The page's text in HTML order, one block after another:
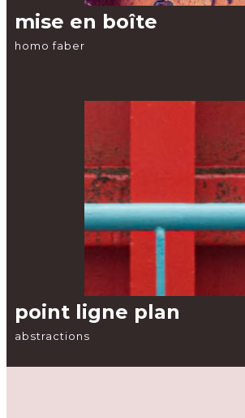
mise en boîte
homo faber
point ligne plan
abstractions